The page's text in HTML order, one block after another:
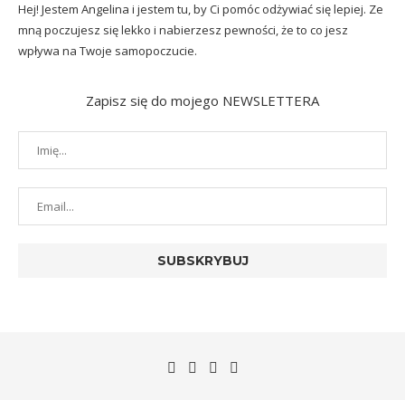
Hej! Jestem Angelina i jestem tu, by Ci pomóc odżywiać się lepiej. Ze
mną poczujesz się lekko i nabierzesz pewności, że to co jesz
wpływa na Twoje samopoczucie.
Zapisz się do mojego NEWSLETTERA